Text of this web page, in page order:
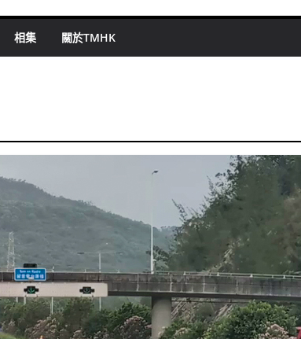
相集 關於TMHK